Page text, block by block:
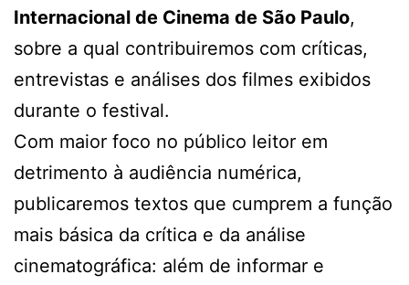
Internacional de Cinema de São Paulo,
sobre a qual contribuiremos com críticas,
entrevistas e análises dos filmes exibidos
durante o festival.
Com maior foco no público leitor em
detrimento à audiência numérica,
publicaremos textos que cumprem a função
mais básica da crítica e da análise
cinematográfica: além de informar e